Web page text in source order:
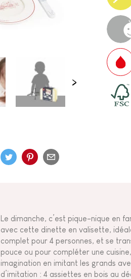
Le dimanche, c’est pique-nique en
avec cette dinette en valisette,
complet pour 4 personnes, et se
pouce ou pour compléter une
imagination en imitant les grands
d’imitation : 4 assiettes en bois au